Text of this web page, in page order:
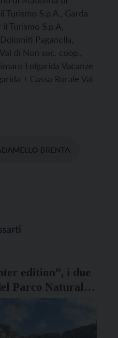
Turismo S.p.A., Garda
Turismo S.p.A,
Paganella,
di Non soc. coop.,
Folgarida Vacanze
+ Cassa Rurale Val
BRENTA
edition”, i due
Parco Naturale